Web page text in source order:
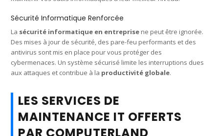
Sécurité Informatique Renforcée
La sécurité informatique en entreprise ne peut être ignorée.
Des mises à jour de sécurité, des pare-feu performants et des
antivirus sont mis en place pour vous protéger des
cybermenaces. Un système sécurisé limite les interruptions dues
aux attaques et contribue à la productivité globale.
LES SERVICES DE
MAINTENANCE IT OFFERTS
PAR COMPUTERLAND